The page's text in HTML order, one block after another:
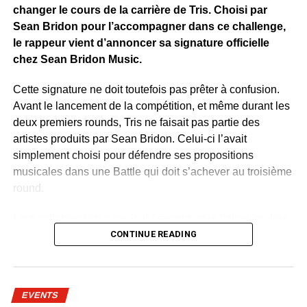
WhatsApp
Facebook
X Telegram
Email
>>
changer le cours de la carrière de Tris. Choisi par
Sean Bridon pour l’accompagner dans ce challenge,
le rappeur vient d’annoncer sa signature officielle
chez Sean Bridon Music.
Cette signature ne doit toutefois pas prêter à confusion.
Avant le lancement de la compétition, et même durant les
deux premiers rounds, Tris ne faisait pas partie des
artistes produits par Sean Bridon. Celui-ci l’avait
simplement choisi pour défendre ses propositions
musicales dans une Battle qui doit s’achever au troisième
round.
de la deuxième étape du concours. Sur un morceau
ambiance urbaine, Tris a retrouvé cette lumière qui
n’a jamais vraiment été remis en cause. C’est plutôt
CONTINUE READING
EVENTS